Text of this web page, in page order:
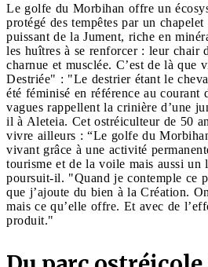
Le golfe du Morbihan offre un
protégé des tempêtes par un
puissant de la Jument, riche en
les huîtres à se renforcer : leur chair
charnue et musclée. C’est de là que
Destriée" : "Le destrier étant le
été féminisé en référence au courant
vagues rappellent la crinière d’une
il à Aleteia. Cet ostréiculteur de 50
vivre ailleurs : “Le golfe du
vivant grâce à une activité
tourisme et de la voile mais aussi un
poursuit-il. "Quand je contemple ce
que j’ajoute du bien à la Création.
mais ce qu’elle offre. Et avec de
produit."